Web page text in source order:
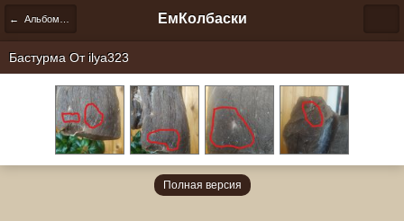
← Альбомы пользователей ЕмКолбаски
Бастурма Отilya323
Полная версия